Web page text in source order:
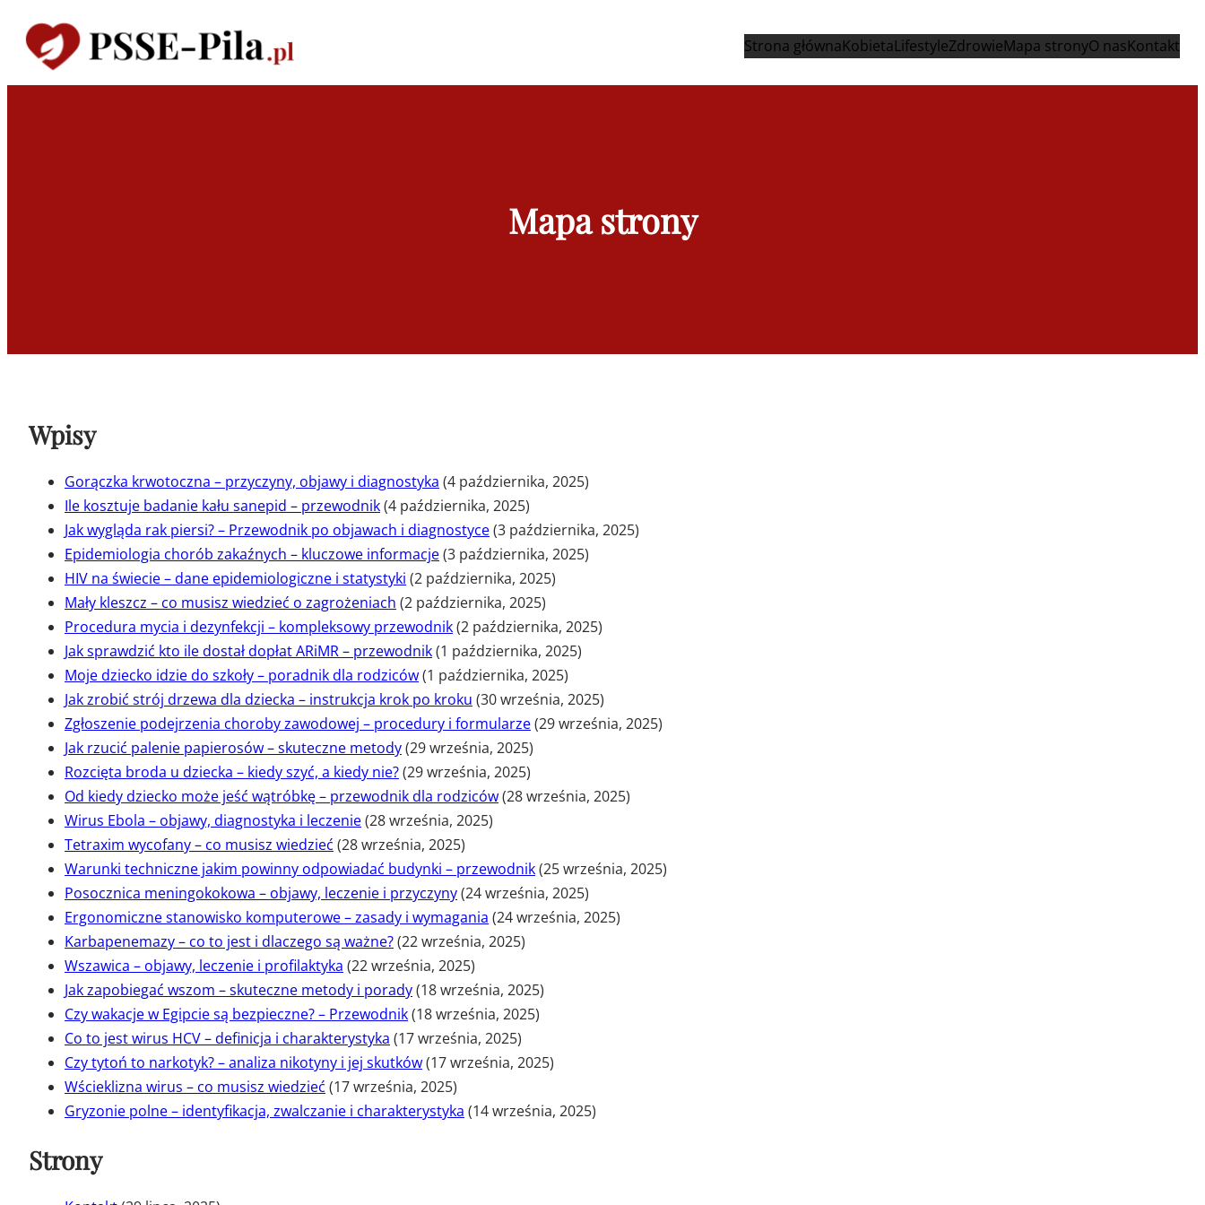
Przejdź
treści
Strona głównaKobietaLifestyleZdrowieMapa stronyO nasKontakt
Mapa strony
Wpisy
Gorączka krwotoczna – przyczyny, objawy i diagnostyka (4 października, 2025)
Ile kosztuje badanie kału sanepid – przewodnik(4 października, 2025)
Jak wygląda rak piersi? – Przewodnik po objawach i diagnostyce(3 października, 2025)
Epidemiologia chorób zakaźnych – kluczowe informacje(3 października, 2025)
HIV na świecie – dane epidemiologiczne i statystyki (2 października, 2025)
Mały kleszcz – co musisz wiedzieć o zagrożeniach (2 października, 2025)
Procedura mycia i dezynfekcji – kompleksowy przewodnik(2 października, 2025)
Jak sprawdzić kto ile dostał dopłat ARiMR – przewodnik(1 października, 2025)
Moje dziecko idzie do szkoły – poradnik dla rodziców(1 października, 2025)
Jak zrobić strój drzewa dla dziecka – instrukcja krok po kroku (30 września, 2025)
Zgłoszenie podejrzenia choroby zawodowej – procedury i formularze(29 września, 2025)
Jak rzucić palenie papierosów – skuteczne metody(29 września, 2025)
Rozcięta broda u dziecka – kiedy szyć, a kiedy nie?(29 września, 2025)
Od kiedy dziecko może jeść wątróbkę – przewodnik dla rodziców(28 września, 2025)
Wirus Ebola – objawy, diagnostyka i leczenie(28 września, 2025)
Tetraxim wycofany – co musisz wiedzieć (28 września, 2025)
Warunki techniczne jakim powinny odpowiadać budynki – przewodnik(25 września, 2025)
Posocznica meningokokowa – objawy, leczenie i przyczyny(24 września, 2025)
Ergonomiczne stanowisko komputerowe – zasady i wymagania (24 września, 2025)
Karbapenemazy – co to jest i dlaczego są ważne?(22 września, 2025)
Wszawica – objawy, leczenie i profilaktyka (22 września, 2025)
Jak zapobiegać wszom – skuteczne metody i porady(18 września, 2025)
Czy wakacje w Egipcie są bezpieczne? – Przewodnik(18 września, 2025)
Co to jest wirus HCV – definicja i charakterystyka (17 września, 2025)
Czy tytoń to narkotyk? – analiza nikotyny i jej skutków(17 września, 2025)
Wścieklizna wirus – co musisz wiedzieć (17 września, 2025)
Gryzonie polne – identyfikacja, zwalczanie i charakterystyka (14 września, 2025)
Strony